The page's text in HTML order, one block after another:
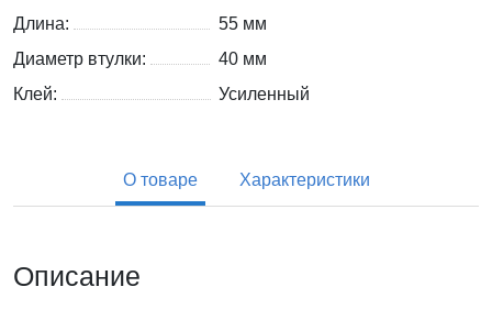
Длина:
55 мм
Диаметр втулки:
40 мм
Клей:
Усиленный
О товаре Характеристики
Описание